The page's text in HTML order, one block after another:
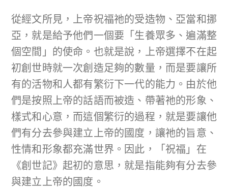
從經文所見，上帝祝福祂的受造物、亞當和挪
亞，就是給予他們一個要「生養眾多、遍滿整
個空間」的使命。也就是說，上帝選擇不在起
初創世時就一次創造足夠的數量，而是要讓所
有的活物和人都有繁衍下一代的能力。由於他
們是按照上帝的話語而被造、帶著祂的形象、
樣式和心意，而這個繁衍的過程，就是要讓他
們有分去參與建立上帝的國度，讓祂的旨意、
性情和形象都充滿世界。因此，「祝福」在
《創世記》起初的意思，就是指能夠有分去參
與建立上帝的國度。